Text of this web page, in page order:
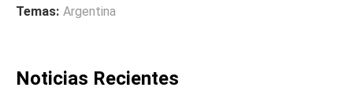
Temas: Argentina
Noticias Recientes